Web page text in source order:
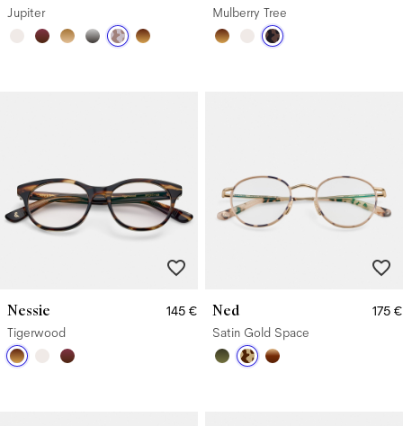
Jupiter
Mulberry Tree
Nessie
145 €
Tigerwood
Ned
175 €
Satin Gold Space